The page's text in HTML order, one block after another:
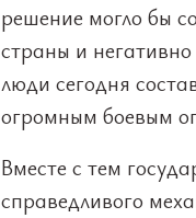
решение могло бы
страны и
люди сегодня
огромным боевым
Вместе с тем
справедливого